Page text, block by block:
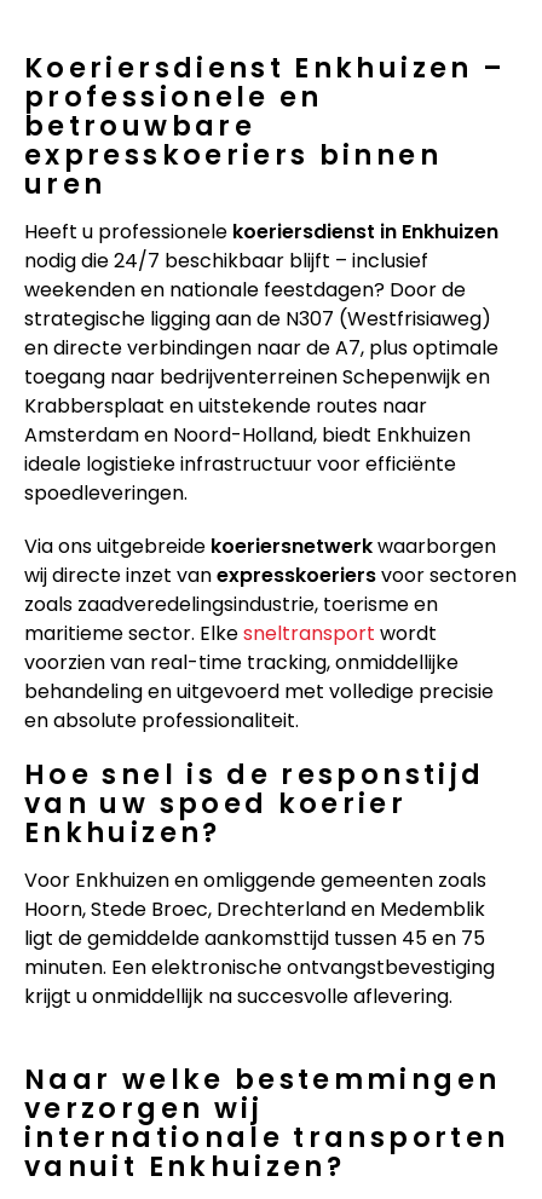
Koeriersdienst Enkhuizen –
professionele en
betrouwbare
expresskoeriers binnen
uren
Heeft u professionele koeriersdienst in Enkhuizen
nodig die 24/7 beschikbaar blijft – inclusief
weekenden en nationale feestdagen? Door de
strategische ligging aan de N307 (Westfrisiaweg)
en directe verbindingen naar de A7, plus optimale
toegang naar bedrijventerreinen Schepenwijk en
Krabbersplaat en uitstekende routes naar
Amsterdam en Noord-Holland, biedt Enkhuizen
ideale logistieke infrastructuur voor efficiënte
spoedleveringen.
Via ons uitgebreide koeriersnetwerkwaarborgen
wij directe inzet vanexpresskoeriersvoor sectoren
zoals zaadveredelingsindustrie, toerisme en
maritieme sector. Elkesneltransport wordt
voorzien van real-time tracking, onmiddellijke
behandeling en uitgevoerd met volledige precisie
en absolute professionaliteit.
Hoe snel is de responstijd
van uw spoed koerier
Enkhuizen?
Voor Enkhuizen en omliggende gemeenten zoals
Hoorn, Stede Broec, Drechterland en Medemblik
ligt de gemiddelde aankomsttijd tussen 45 en 75
minuten. Een elektronische ontvangstbevestiging
krijgt u onmiddellijk na succesvolle aflevering.
Naar welke bestemmingen
verzorgen wij
internationale transporten
vanuit Enkhuizen?